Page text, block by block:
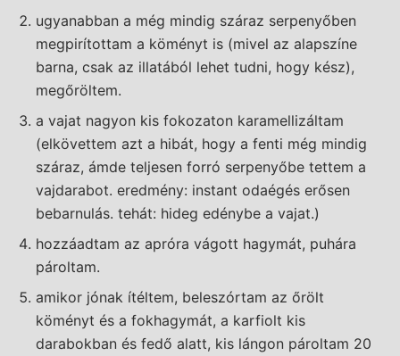
ugyanabban a még mindig száraz serpenyőben
megpirítottam a köményt is (mivel az alapszíne
barna, csak az illatából lehet tudni, hogy kész),
megőröltem.
a vajat nagyon kis fokozaton karamellizáltam
(elkövettem azt a hibát, hogy a fenti még mindig
száraz, ámde teljesen forró serpenyőbe tettem a
vajdarabot. eredmény: instant odaégés erősen
bebarnulás. tehát: hideg edénybe a vajat.)
hozzáadtam az apróra vágott hagymát, puhára
pároltam.
amikor jónak ítéltem, beleszórtam az őrölt
köményt és a fokhagymát, a karfiolt kis
darabokban és fedő alatt, kis lángon pároltam 20